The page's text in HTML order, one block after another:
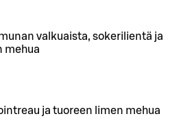
valkuaista, sokerilientä ja
mehua
ja tuoreen limen mehua